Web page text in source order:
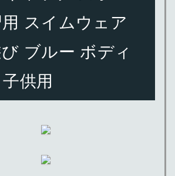
スイムウェア
ブルー ボディ
供用